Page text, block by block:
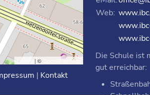
Leaflet | © OpenStreetMap
| Kontakt
Web:
Die Schule ist
gut erreichbar: